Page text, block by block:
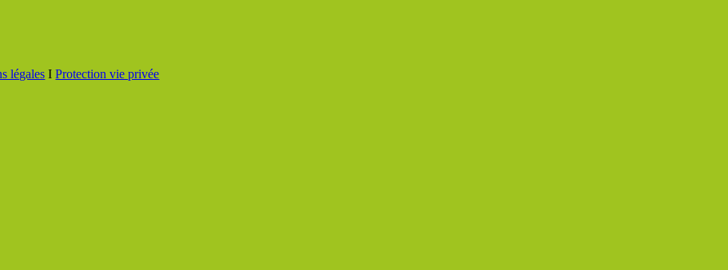
légales IProtection vie privée